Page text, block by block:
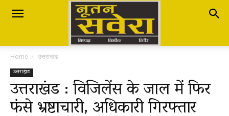
Nutan
Savera
नूतन
Home उत्तराखंड
उत्तराखंड
उत्तराखंड : विजिलेंस के जाल में फिर
फंसे भ्रष्टाचारी, अधिकारी गिरफ्तार